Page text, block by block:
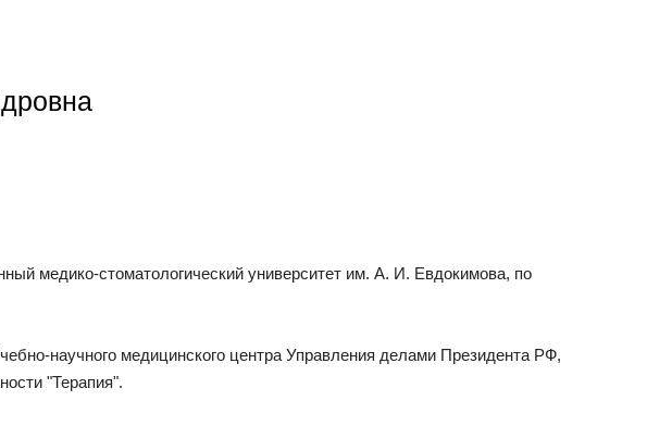
медико-стоматологический университет им. А. И. Евдокимова, по
научного медицинского центра Управления делами Президента РФ,
"Терапия".